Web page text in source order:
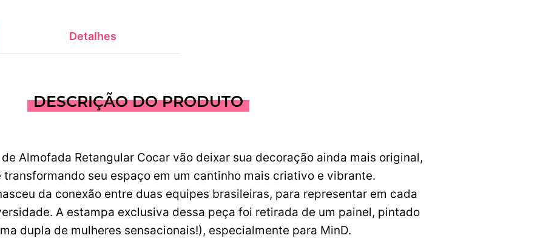
Detalhes
DESCRIÇÃO DO PRODUTO
Almofada Retangular Cocar vão deixar sua decoração ainda mais original,
seu espaço em um cantinho mais criativo e vibrante.
da conexão entre duas equipes brasileiras, para representar em cada
A estampa exclusiva dessa peça foi retirada de um painel, pintado
dupla de mulheres sensacionais!), especialmente para MinD.